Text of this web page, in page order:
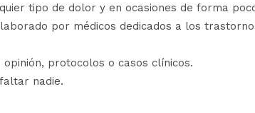
tipo de dolor y en ocasiones de forma
por médicos dedicados a los
protocolos o casos clínicos.
nadie.